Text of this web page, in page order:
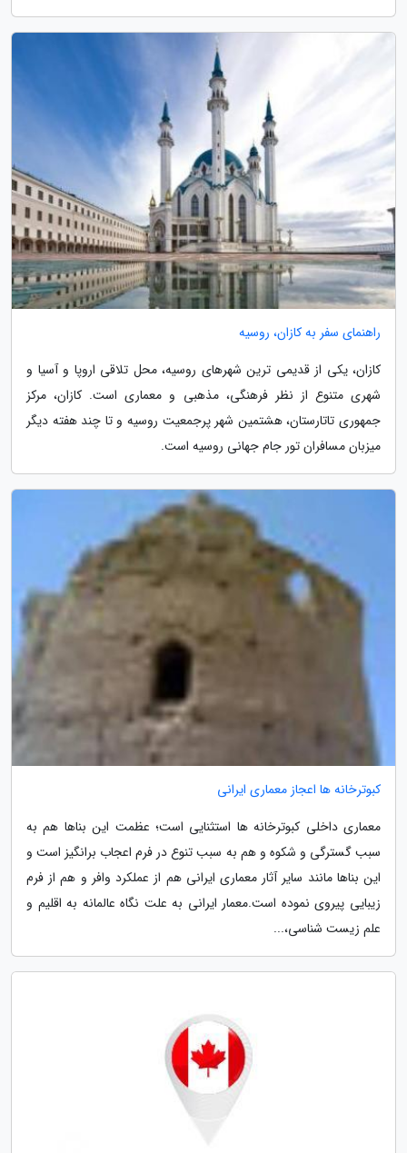
راهنمای سفر به کازان، روسیه
کازان، یکی از قدیمی ترین شهرهای روسیه، محل تلاقی اروپا و آسیا و
شهری متنوع از نظر فرهنگی، مذهبی و معماری است. کازان، مرکز
جمهوری تاتارستان، هشتمین شهر پرجمعیت روسیه و تا چند هفته دیگر
میزبان مسافران تور جام جهانی روسیه است.
کبوترخانه ها اعجاز معماری ایرانی
معماری داخلی کبوترخانه ها استثنایی است؛ عظمت این بناها هم به
سبب گسترگی و شکوه و هم به سبب تنوع در فرم اعجاب برانگیز است و
این بناها مانند سایر آثار معماری ایرانی هم از عملکرد وافر و هم از فرم
زیبایی پیروی نموده است.معمار ایرانی به علت نگاه عالمانه به اقلیم و
علم زیست شناسی،...